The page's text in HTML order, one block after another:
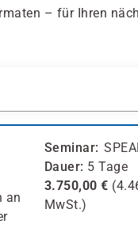
– für Ihren
an
Seminar
Dauer 5 Tage
3.750,00 € (
MwSt.)